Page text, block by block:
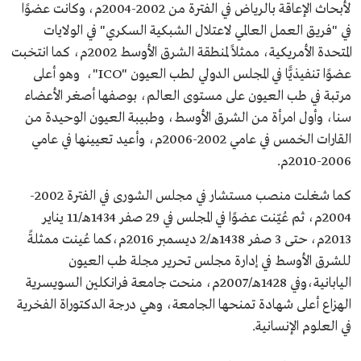
لأبحاث الإعاقة بالرياض في الفترة من 2002-2004م، وكانت عضوًا
في "فريق العمل العالمي لاعتلال الشبكية السكري" في الولايات
المتحدة الأمريكية، ممثلاً لمنطقة الشرق الأوسط 2002م، كما انتخبت
عضوًا تنفيذيًّا في المجلس الدولي لطب العيون "ICO"، وهو أعلى
مرتبة في طب العيون على مستوى العالم، بوصفها أصغر الأعضاء
سنا، وأول امرأة من الشرق الأوسط، وطبيبة العيون الوحيدة من
القارات الخمس في عامي 2002-2006م، وأعيد تعيينها في عامي
2006-2010م.
كما شغلت منصب مستشار في مجلس الشورى في الفترة 2002-
2004م، ثم عُيّنت عضوًا في المجلس في 29 صفر 1434هـ/11 يناير
2013م، حتى 3 صفر 1438هـ/2 ديسمبر 2016م،كما عُينت ممثلةً
للشرق الأوسط في إدارة مجلس تحرير مجلة طب العيون
اليابانية،وفي 1428هـ/2007م، منحت جامعة فرانكلين السويسرية
الهزاع أعلى شهادة تمنحها الجامعة، وهي درجة الدكتوراة الفخرية
في العلوم الإنسانية.